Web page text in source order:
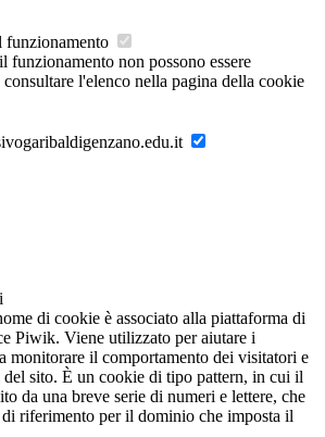
funzionamento
funzionamento non possono essere
l'elenco nella pagina della cookie
di cookie è associato alla piattaforma di
Piwik. Viene utilizzato per aiutare i
monitorare il comportamento dei visitatori e
del sito. È un cookie di tipo pattern, in cui il
da una breve serie di numeri e lettere, che
riferimento per il dominio che imposta il